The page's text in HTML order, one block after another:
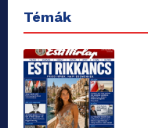
Témák